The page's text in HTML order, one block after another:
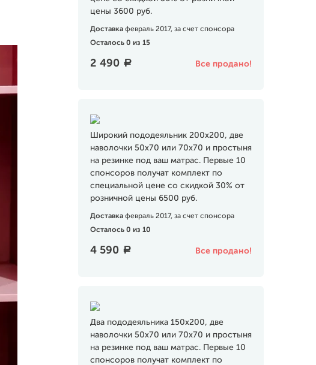
цены 3600 руб.
Доставка февраль 2017, за счет спонсора
Осталось 0 из 15
2 490 a Все продано!
Широкий пододеяльник 200х200, две
наволочки 50х70 или 70х70 и простыня
на резинке под ваш матрас. Первые 10
спонсоров получат комплект по
специальной цене со скидкой 30% от
розничной цены 6500 руб.
Доставка февраль 2017, за счет спонсора
Осталось 0 из 10
4 590 a Все продано!
Два пододеяльника 150х200, две
наволочки 50х70 или 70х70 и простыня
на резинке под ваш матрас. Первые 10
спонсоров получат комплект по